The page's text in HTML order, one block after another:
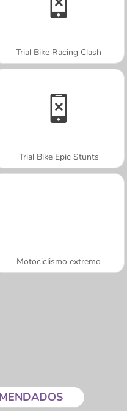
Trial Bike Racing Clash
Trial Bike Epic Stunts
Motociclismo extremo